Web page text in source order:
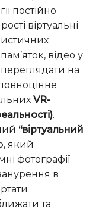
постійно
віртуальні
відео у
на
VR-
.
“віртуальний
який
фотографії
в
та